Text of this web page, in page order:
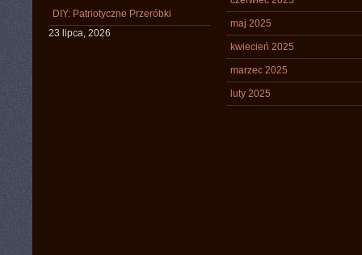
DIY: Patriotyczne Przeróbki
23 lipca, 2026
maj 2025
kwiecień 2025
marzec 2025
luty 2025